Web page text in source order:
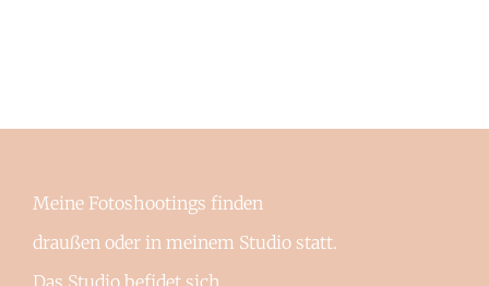
Meine Fotoshootings finden
draußen oder in meinem Studio statt.
Das Studio befidet sich